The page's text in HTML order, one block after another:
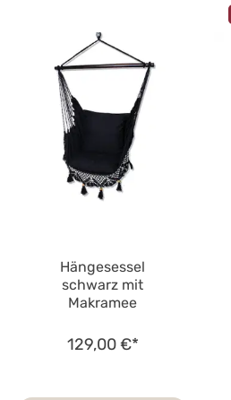
Hängesessel
schwarz mit
Makramee
129,00 €*